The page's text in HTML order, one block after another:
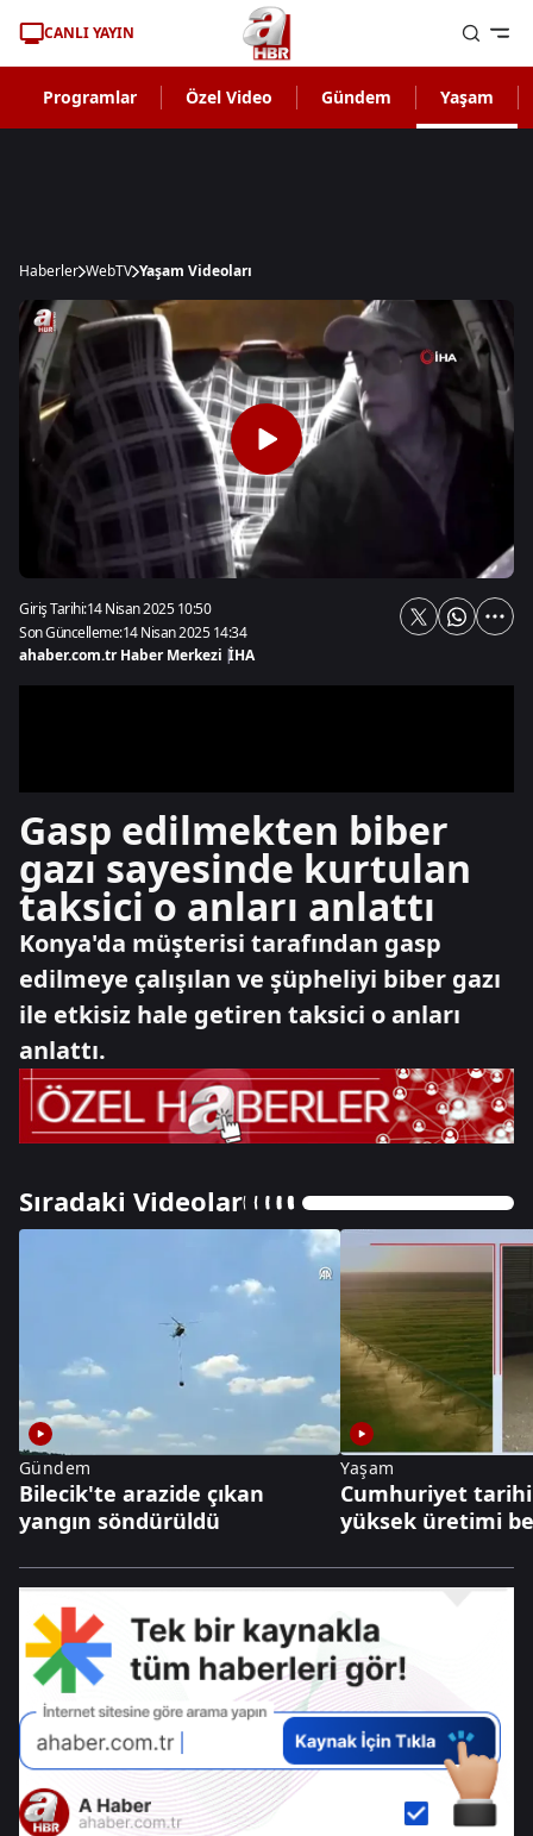
CANLI YAYIN
Programlar Özel Video Gündem Yaşam
Haberler WebTV Yaşam Videoları
Giriş Tarihi:14 Nisan 2025 10:50
Son Güncelleme:14 Nisan 2025 14:34
ahaber.com.tr Haber Merkezi |İHA
Gasp edilmekten biber
gazı sayesinde kurtulan
taksici o anları anlattı
Konya'da müşterisi tarafından gasp
edilmeye çalışılan ve şüpheliyi biber gazı
ile etkisiz hale getiren taksici o anları
anlattı.
Sıradaki Videolar
Gündem
Bilecik'te arazide çıkan
yangın söndürüldü
Yaşam
Cumhuriyet
yüksek üretimi